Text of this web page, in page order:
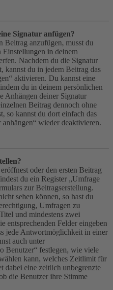
Signatur anfügen?
Beitrag anzufügen, musst du
Einstellungen in deinem
Nachdem du die Signatur
kannst du in jedem Beitrag das
aktivieren. Du kannst eine
du in deinem persönlichen
Anhängen deiner Signatur
Beitrag dennoch ohne
so kannst du dort einfach das
wieder deaktivieren.
oder den ersten Beitrag
du ein Register „Umfrage
zur Beitragserstellung.
sehen können, so hast du
Umfragen zu
und mindestens zwei
entsprechenden Felder eingeben
jede Antwortmöglichkeit in einer
auch unter
Benutzer“ festlegen, wie viele
kann, welches Zeitlimit für
dabei eine zeitlich unbegrenzte
die Benutzer ihre Stimme